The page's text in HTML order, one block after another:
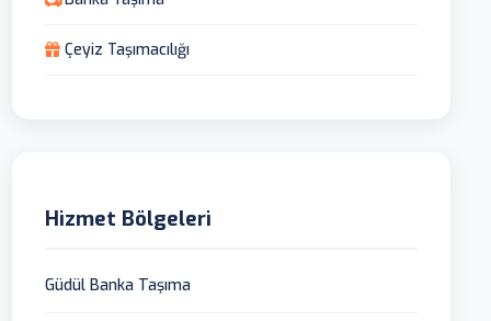
Çeyiz Taşımacılığı
Hizmet Bölgeleri
Güdül Banka Taşıma